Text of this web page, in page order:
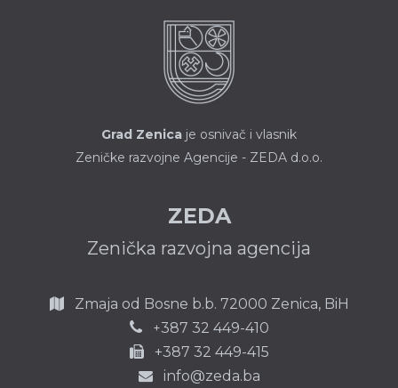
Grad Zenica je osnivač i vlasnik
Zeničke razvojne Agencije - ZEDA d.o.o.
ZEDA
Zenička razvojna agencija
Zmaja od Bosne b.b. 72000 Zenica, BiH
+387 32 449-410
+387 32 449-415
info@zeda.ba